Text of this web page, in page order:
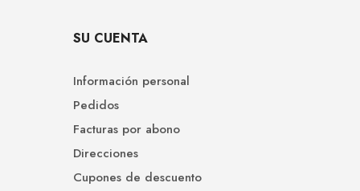
SU CUENTA
Información personal
Pedidos
Facturas por abono
Direcciones
Cupones de descuento